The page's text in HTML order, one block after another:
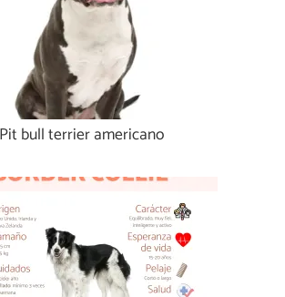
Pit bull terrier americano